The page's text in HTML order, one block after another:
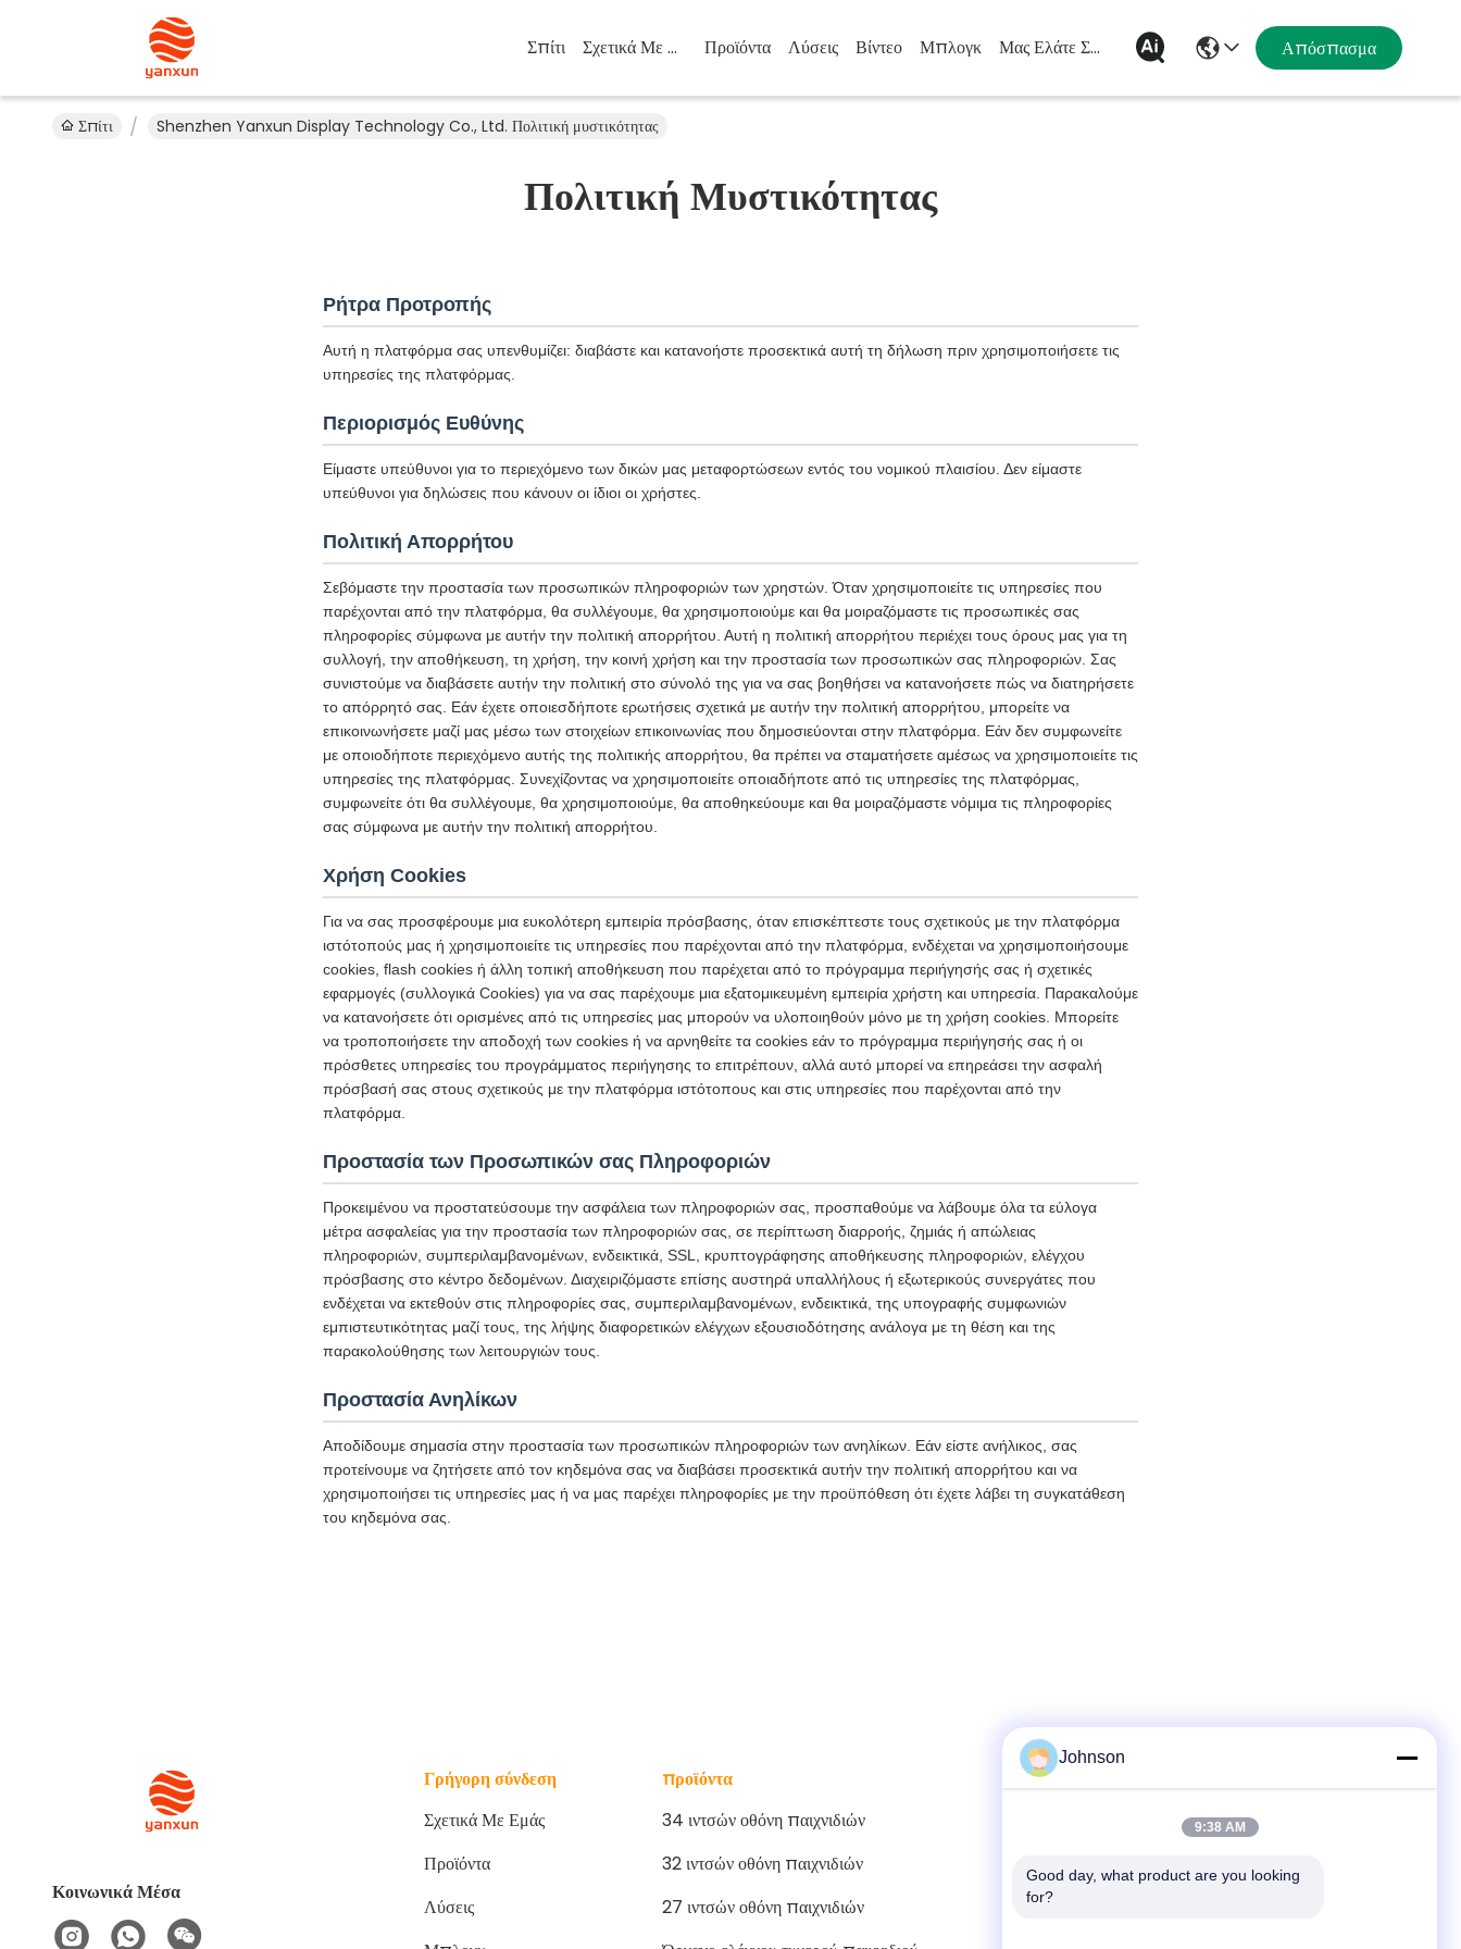
Σπίτι Σχετικά Με Εμάς Προϊόντα Λύσεις Βίντεο Μπλογκ Μας Ελάτε Σε Επαφή Με Απόσπασμα
Σπίτι Shenzhen Yanxun Display Technology Co., Ltd. Πολιτική μυστικότητας
Πολιτική Μυστικότητας
Ρήτρα Προτροπής
Αυτή η πλατφόρμα σας υπενθυμίζει: διαβάστε και κατανοήστε προσεκτικά αυτή τη δήλωση πριν χρησιμοποιήσετε τις
υπηρεσίες της πλατφόρμας.
Περιορισμός Ευθύνης
Είμαστε υπεύθυνοι για το περιεχόμενο των δικών μας μεταφορτώσεων εντός του νομικού πλαισίου. Δεν είμαστε
υπεύθυνοι για δηλώσεις που κάνουν οι ίδιοι οι χρήστες.
Πολιτική Απορρήτου
Σεβόμαστε την προστασία των προσωπικών πληροφοριών των χρηστών. Όταν χρησιμοποιείτε τις υπηρεσίες που
παρέχονται από την πλατφόρμα, θα συλλέγουμε, θα χρησιμοποιούμε και θα μοιραζόμαστε τις προσωπικές σας
πληροφορίες σύμφωνα με αυτήν την πολιτική απορρήτου. Αυτή η πολιτική απορρήτου περιέχει τους όρους μας για τη
συλλογή, την αποθήκευση, τη χρήση, την κοινή χρήση και την προστασία των προσωπικών σας πληροφοριών. Σας
συνιστούμε να διαβάσετε αυτήν την πολιτική στο σύνολό της για να σας βοηθήσει να κατανοήσετε πώς να διατηρήσετε
το απόρρητό σας. Εάν έχετε οποιεσδήποτε ερωτήσεις σχετικά με αυτήν την πολιτική απορρήτου, μπορείτε να
επικοινωνήσετε μαζί μας μέσω των στοιχείων επικοινωνίας που δημοσιεύονται στην πλατφόρμα. Εάν δεν συμφωνείτε
με οποιοδήποτε περιεχόμενο αυτής της πολιτικής απορρήτου, θα πρέπει να σταματήσετε αμέσως να χρησιμοποιείτε τις
υπηρεσίες της πλατφόρμας. Συνεχίζοντας να χρησιμοποιείτε οποιαδήποτε από τις υπηρεσίες της πλατφόρμας,
συμφωνείτε ότι θα συλλέγουμε, θα χρησιμοποιούμε, θα αποθηκεύουμε και θα μοιραζόμαστε νόμιμα τις πληροφορίες
σας σύμφωνα με αυτήν την πολιτική απορρήτου.
Χρήση Cookies
Για να σας προσφέρουμε μια ευκολότερη εμπειρία πρόσβασης, όταν επισκέπτεστε τους σχετικούς με την πλατφόρμα
ιστότοπούς μας ή χρησιμοποιείτε τις υπηρεσίες που παρέχονται από την πλατφόρμα, ενδέχεται να χρησιμοποιήσουμε
cookies, flash cookies ή άλλη τοπική αποθήκευση που παρέχεται από το πρόγραμμα περιήγησής σας ή σχετικές
εφαρμογές (συλλογικά Cookies) για να σας παρέχουμε μια εξατομικευμένη εμπειρία χρήστη και υπηρεσία. Παρακαλούμε
να κατανοήσετε ότι ορισμένες από τις υπηρεσίες μας μπορούν να υλοποιηθούν μόνο με τη χρήση cookies. Μπορείτε
να τροποποιήσετε την αποδοχή των cookies ή να αρνηθείτε τα cookies εάν το πρόγραμμα περιήγησής σας ή οι
πρόσθετες υπηρεσίες του προγράμματος περιήγησης το επιτρέπουν, αλλά αυτό μπορεί να επηρεάσει την ασφαλή
πρόσβασή σας στους σχετικούς με την πλατφόρμα ιστότοπους και στις υπηρεσίες που παρέχονται από την
πλατφόρμα.
Προστασία των Προσωπικών σας Πληροφοριών
Προκειμένου να προστατεύσουμε την ασφάλεια των πληροφοριών σας, προσπαθούμε να λάβουμε όλα τα εύλογα
μέτρα ασφαλείας για την προστασία των πληροφοριών σας, σε περίπτωση διαρροής, ζημιάς ή απώλειας
πληροφοριών, συμπεριλαμβανομένων, ενδεικτικά, SSL, κρυπτογράφησης αποθήκευσης πληροφοριών, ελέγχου
πρόσβασης στο κέντρο δεδομένων. Διαχειριζόμαστε επίσης αυστηρά υπαλλήλους ή εξωτερικούς συνεργάτες που
ενδέχεται να εκτεθούν στις πληροφορίες σας, συμπεριλαμβανομένων, ενδεικτικά, της υπογραφής συμφωνιών
εμπιστευτικότητας μαζί τους, της λήψης διαφορετικών ελέγχων εξουσιοδότησης ανάλογα με τη θέση και της
παρακολούθησης των λειτουργιών τους.
Προστασία Ανηλίκων
Αποδίδουμε σημασία στην προστασία των προσωπικών πληροφοριών των ανηλίκων. Εάν είστε ανήλικος, σας
προτείνουμε να ζητήσετε από τον κηδεμόνα σας να διαβάσει προσεκτικά αυτήν την πολιτική απορρήτου και να
χρησιμοποιήσει τις υπηρεσίες μας ή να μας παρέχει πληροφορίες με την προϋπόθεση ότι έχετε λάβει τη συγκατάθεση
του κηδεμόνα σας.
Κοινωνικά Μέσα
Γρήγορη σύνδεση
Σχετικά Με Εμάς
Προϊόντα
Λύσεις
προϊόντα
34 ιντσών οθόνη παιχνιδιών
32 ιντσών οθόνη παιχνιδιών
27 ιντσών οθόνη παιχνιδιών
Ηλεκτρονικό ταχυδρομείο
Johnson
9:38 AM
Good day, what product are you looking
for?